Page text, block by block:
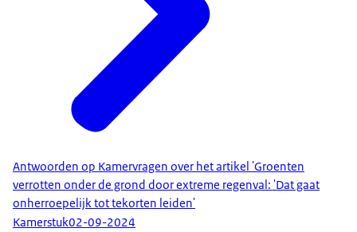
Antwoorden op Kamervragen over het artikel 'Groenten
verrotten onder de grond door extreme regenval: 'Dat gaat
onherroepelijk tot tekorten leiden'
Kamerstuk02-09-2024